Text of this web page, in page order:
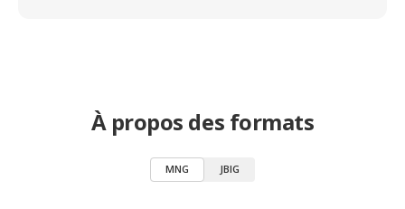
À propos des formats
MNG JBIG